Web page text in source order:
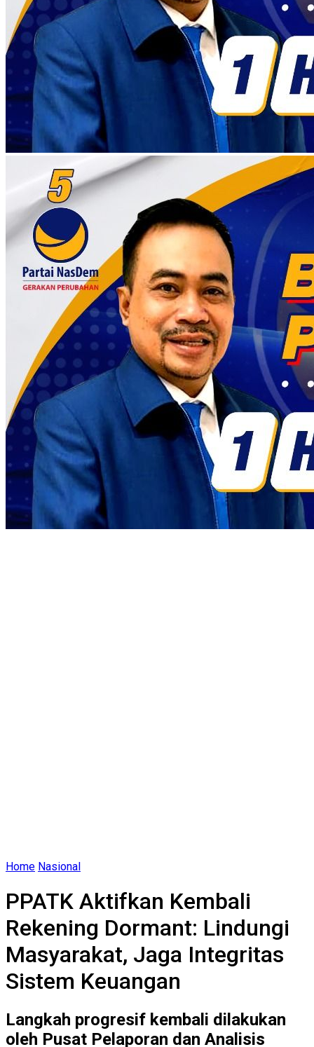
Home Nasional
PPATK Aktifkan Kembali
Rekening Dormant: Lindungi
Masyarakat, Jaga Integritas
Sistem Keuangan
Langkah progresif kembali dilakukan
oleh Pusat Pelaporan dan Analisis